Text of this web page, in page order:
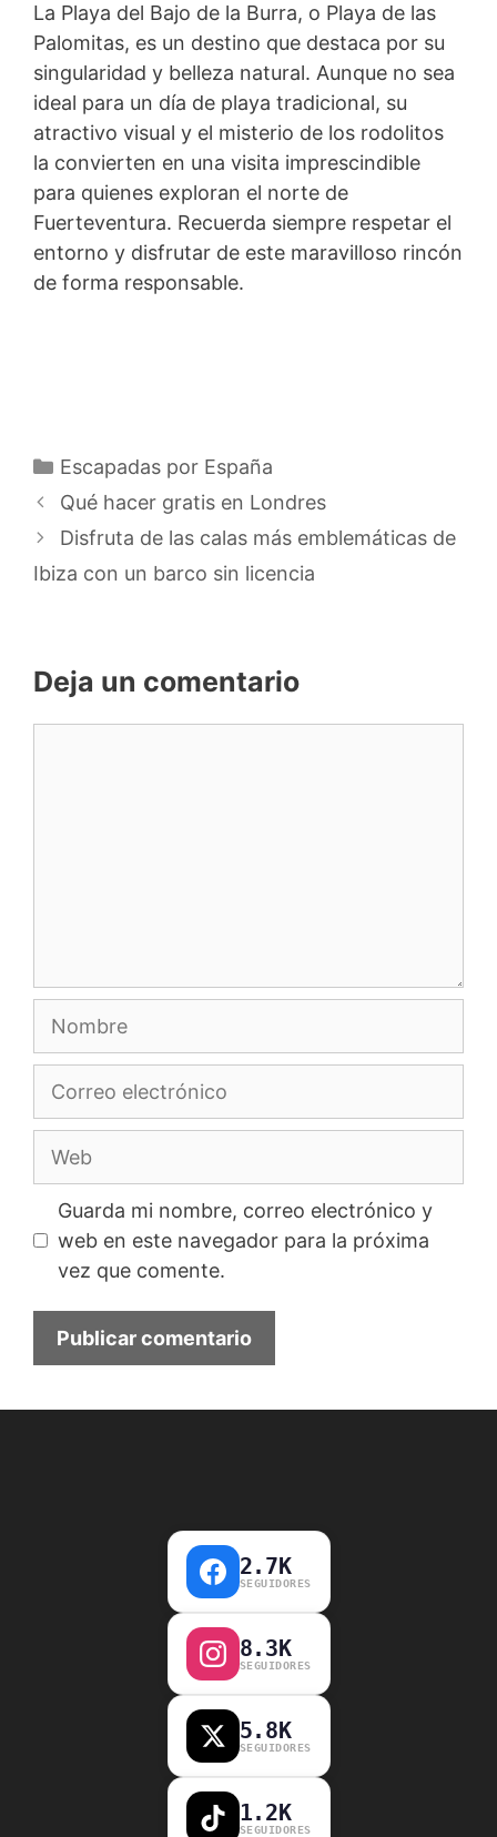
La Playa del Bajo de la Burra, o Playa de las
Palomitas, es un destino que destaca por su
singularidad y belleza natural. Aunque no sea
ideal para un día de playa tradicional, su
atractivo visual y el misterio de los rodolitos
la convierten en una visita imprescindible
para quienes exploran el norte de
Fuerteventura. Recuerda siempre respetar el
entorno y disfrutar de este maravilloso rincón
de forma responsable.
Categorías
Escapadas por España
Qué hacer gratis en Londres
Disfruta de las calas más emblemáticas de
Ibiza con un barco sin licencia
Deja un comentario
Correo
Guarda mi nombre, correo electrónico y
web en este navegador para la próxima
vez que comente.
2.7K
SEGUIDORES
8.3K
SEGUIDORES
5.8K
SEGUIDORES
1.2K
SEGUIDORES